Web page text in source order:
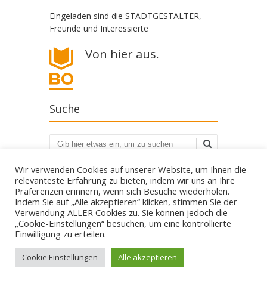
Eingeladen sind die STADTGESTALTER,
Freunde und Interessierte
Von hier aus.
Suche
Suchen
Die STADTGESTALTER - politisch aber parteilos
Gestalte deine Stadt. - Für Bürgerbeteiligung! - Gegen
mail@die-stadtgestalter.de
Wir verwenden Cookies auf unserer Website, um Ihnen die
relevanteste Erfahrung zu bieten, indem wir uns an Ihre
Präferenzen erinnern, wenn sich Besuche wiederholen.
Indem Sie auf „Alle akzeptieren“ klicken, stimmen Sie der
Verwendung ALLER Cookies zu. Sie können jedoch die
„Cookie-Einstellungen“ besuchen, um eine kontrollierte
Einwilligung zu erteilen.
Cookie Einstellungen Alle akzeptieren